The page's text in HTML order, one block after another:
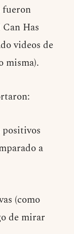
fueron
Has
videos de
misma).
positivos
a
(como
de mirar